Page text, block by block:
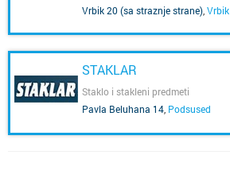
Vrbik 20 (sa straznje strane) Vrbik
STAKLAR
Staklo i stakleni predmeti
Pavla Beluhana 14 Podsused